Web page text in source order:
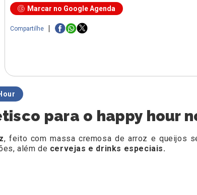
Marcar no Google Agenda
Compartilhe
para o happy hour
, feito com massa cremosa de arroz e queijos
além de cervejas e drinks especiais.